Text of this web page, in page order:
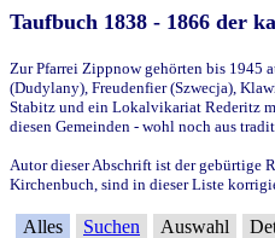
Taufbuch 1838 - 1866 der
Zur Pfarrei Zippnow gehörten bis 1945
(Dudylany), Freudenfier (Szwecja),
Stabitz und ein Lokalvikariat Rederitz
diesen Gemeinden - wohl noch aus
Autor dieser Abschrift ist der gebürtige
Kirchenbuch, sind in dieser Liste
Alles Suchen Auswahl